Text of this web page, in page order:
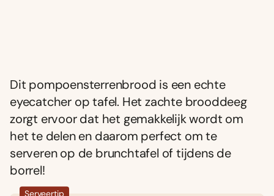
Dit pompoensterrenbrood is een echte
eyecatcher op tafel. Het zachte brooddeeg
zorgt ervoor dat het gemakkelijk wordt om
het te delen en daarom perfect om te
serveren op de brunchtafel of tijdens de
borrel!
Serveertip